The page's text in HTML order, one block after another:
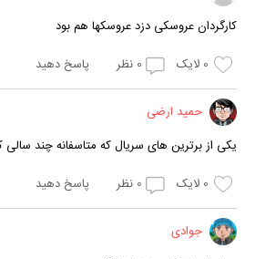
کارگردان عروسکی دزد عروسکها هم بود
0 لایک 0 نظر پاسخ دهید
حمید ارضی
یکی از برترین های سریال که متاسفانه چند سالی
0 لایک 0 نظر پاسخ دهید
جوادی